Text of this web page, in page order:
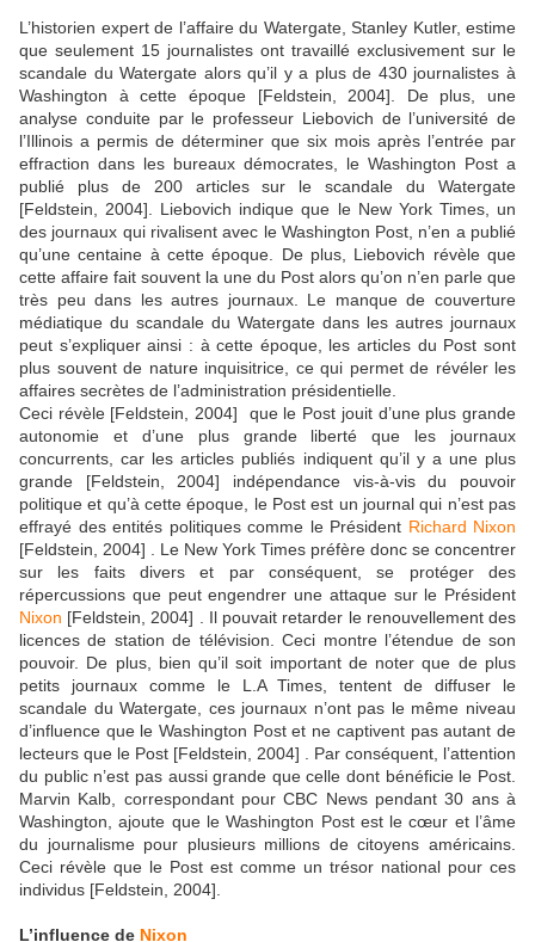
L’historien expert de l’affaire du Watergate, Stanley Kutler, estime
que seulement 15 journalistes ont travaillé exclusivement sur le
scandale du Watergate alors qu’il y a plus de 430 journalistes à
Washington à cette époque [Feldstein, 2004]. De plus, une
analyse conduite par le professeur Liebovich de l’université de
l’Illinois a permis de déterminer que six mois après l’entrée par
effraction dans les bureaux démocrates, le Washington Post a
publié plus de 200 articles sur le scandale du Watergate
[Feldstein, 2004]. Liebovich indique que le New York Times, un
des journaux qui rivalisent avec le Washington Post, n’en a publié
qu’une centaine à cette époque. De plus, Liebovich révèle que
cette affaire fait souvent la une du Post alors qu’on n’en parle que
très peu dans les autres journaux. Le manque de couverture
médiatique du scandale du Watergate dans les autres journaux
peut s’expliquer ainsi : à cette époque, les articles du Post sont
plus souvent de nature inquisitrice, ce qui permet de révéler les
affaires secrètes de l’administration présidentielle.
Ceci révèle [Feldstein, 2004] que le Post jouit d’une plus grande
autonomie et d’une plus grande liberté que les journaux
concurrents, car les articles publiés indiquent qu’il y a une plus
grande [Feldstein, 2004] indépendance vis-à-vis du pouvoir
politique et qu’à cette époque, le Post est un journal qui n’est pas
effrayé des entités politiques comme le Président Richard Nixon
[Feldstein, 2004] . Le New York Times préfère donc se concentrer
sur les faits divers et par conséquent, se protéger des
répercussions que peut engendrer une attaque sur le Président
Nixon [Feldstein, 2004] . Il pouvait retarder le renouvellement des
licences de station de télévision. Ceci montre l’étendue de son
pouvoir. De plus, bien qu’il soit important de noter que de plus
petits journaux comme le L.A Times, tentent de diffuser le
scandale du Watergate, ces journaux n’ont pas le même niveau
d’influence que le Washington Post et ne captivent pas autant de
lecteurs que le Post [Feldstein, 2004] . Par conséquent, l’attention
du public n’est pas aussi grande que celle dont bénéficie le Post.
Marvin Kalb, correspondant pour CBC News pendant 30 ans à
Washington, ajoute que le Washington Post est le cœur et l’âme
du journalisme pour plusieurs millions de citoyens américains.
Ceci révèle que le Post est comme un trésor national pour ces
individus [Feldstein, 2004].
L’influence de Nixon